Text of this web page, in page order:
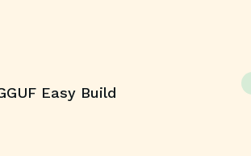
Easy Build